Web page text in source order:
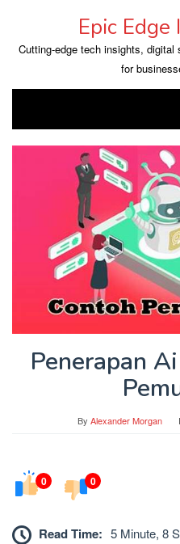
content
Epic Edge
Cutting-edge tech insights,
for
Penerapan
By Alexander Morgan
0 0
Read Time: 5 Minute, 8